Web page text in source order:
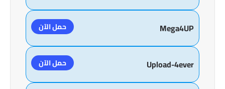
Mega4UP حمل الآن
Upload-4ever حمل الآن